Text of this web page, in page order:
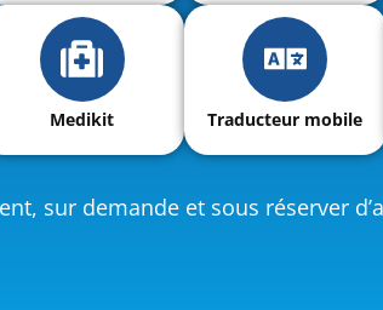
Medikit Traducteur mobile
sur demande et sous réserver